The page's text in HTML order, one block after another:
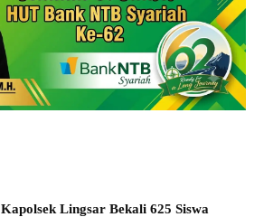
Kapolsek Lingsar Bekali 625 Siswa